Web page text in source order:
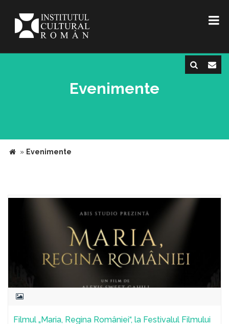
Evenimente
» Evenimente
Filmul „Maria, Regina României“, la Festivalul Filmului